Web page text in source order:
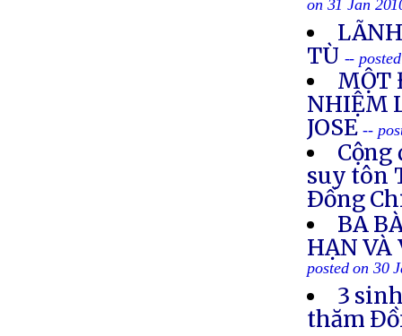
on 31 Jan
TÙ --
MỘT
NHIỆM
JOSE --
Cộng
suy tôn
Ðồng
BA
HẠN
posted on 30
3
thăm